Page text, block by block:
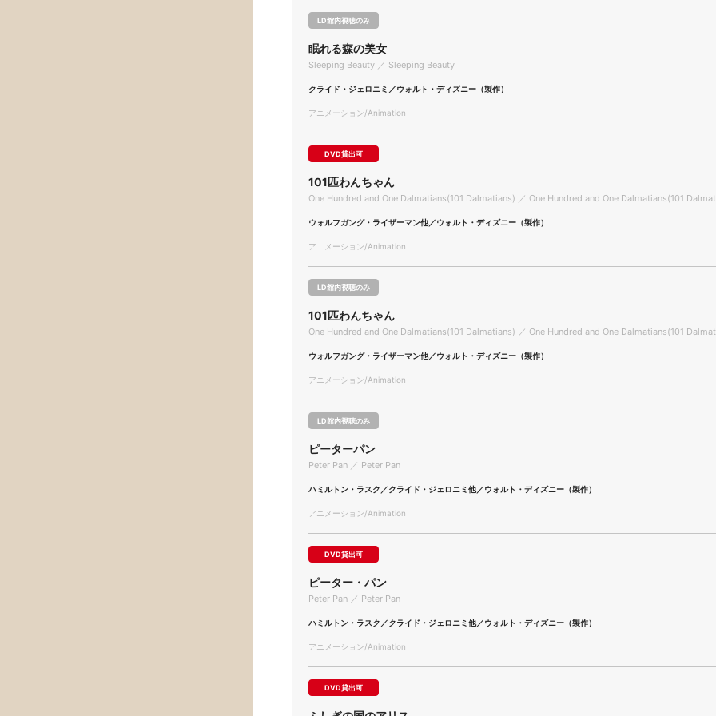
LD館内視聴のみ
眠れる森の美女
Sleeping Beauty ／ Sleeping Beauty
クライド・ジェロニミ／ウォルト・ディズニー（製作）
アニメーション/Animation
DVD貸出可
101匹わんちゃん
One Hundred and One Dalmatians(101 Dalmatians) ／ One Hundred and One Dalmatians(101
ウォルフガング・ライザーマン他／ウォルト・ディズニー（製作）
アニメーション/Animation
LD館内視聴のみ
101匹わんちゃん
One Hundred and One Dalmatians(101 Dalmatians) ／ One Hundred and One Dalmatians(101
ウォルフガング・ライザーマン他／ウォルト・ディズニー（製作）
アニメーション/Animation
LD館内視聴のみ
ピーターパン
Peter Pan ／ Peter Pan
ハミルトン・ラスク／クライド・ジェロニミ他／ウォルト・ディズニー（製作）
アニメーション/Animation
DVD貸出可
ピーター・パン
Peter Pan ／ Peter Pan
ハミルトン・ラスク／クライド・ジェロニミ他／ウォルト・ディズニー（製作）
アニメーション/Animation
DVD貸出可